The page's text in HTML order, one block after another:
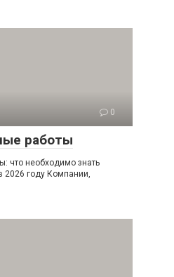
0
работы
что необходимо знать
2026 году Компании,